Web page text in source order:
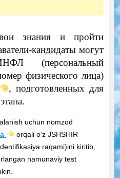
знания и пройти
кандидаты могут
(персональный
физического лица)
, подготовленных для
uchun nomzod
orqali o‘z JSHSHIR
raqami)ini kiritib,
namunaviy test